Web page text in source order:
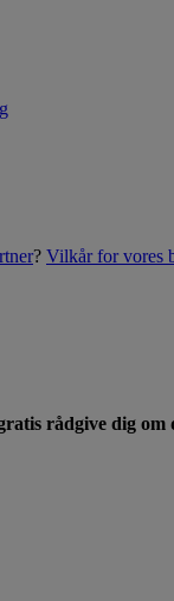
? Vilkår for vores
rådgive dig